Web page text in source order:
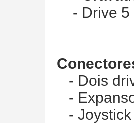
- Drive 5
- Dois
-
- Joystick